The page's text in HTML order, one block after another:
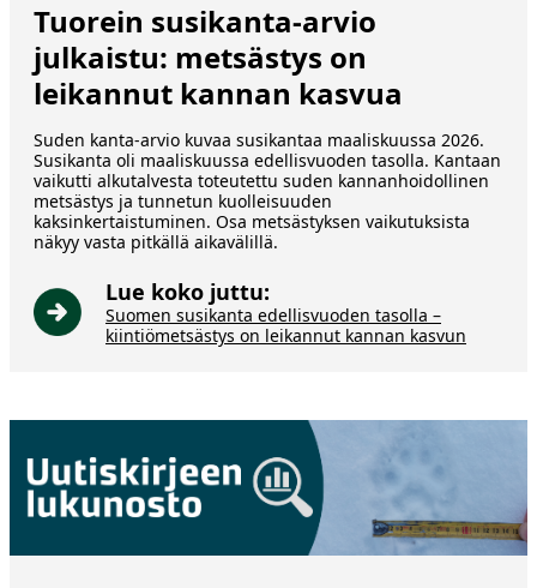
Tuorein susikanta-arvio
julkaistu: metsästys on
leikannut kannan kasvua
Suden kanta-arvio kuvaa susikantaa maaliskuussa 2026.
Susikanta oli maaliskuussa edellisvuoden tasolla. Kantaan
vaikutti alkutalvesta toteutettu suden kannanhoidollinen
metsästys ja tunnetun kuolleisuuden
kaksinkertaistuminen. Osa metsästyksen vaikutuksista
näkyy vasta pitkällä aikavälillä.
Lue koko juttu:
Suomen susikanta edellisvuoden tasolla –
kiintiömetsästys on leikannut kannan kasvun